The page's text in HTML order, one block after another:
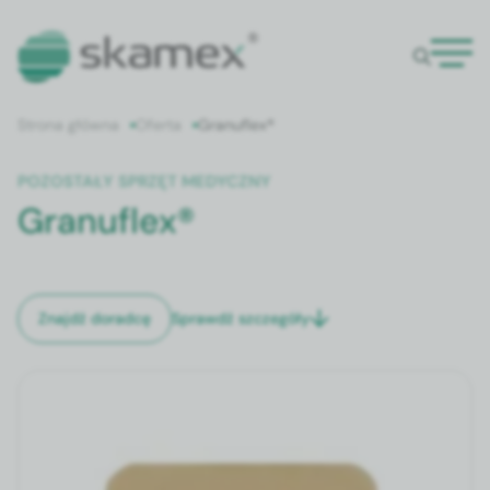
Oferta Granuflex®
POZOSTAŁY SPRZĘT MEDYCZNY
Granuflex®
Znajdź doradcę Sprawdź szczegóły